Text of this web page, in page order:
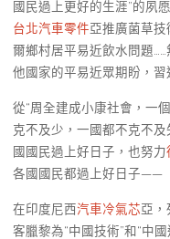
國民過上更好的生涯”的夙
台北汽車零件亞推廣菌草
爾鄉村居平易近飲水問題
他國家的平易近眾期盼，習
從“周全建成小康社會，一
克不及少，一國都不克不
國國民過上好日子，也努力
各國國民都過上好日子——
在印度尼西汽車冷氣芯亞，
客臘黎為“中國技術”和“中